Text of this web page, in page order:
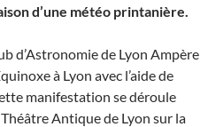
d’une météo printanière.
d’Astronomie de Lyon Ampère
à Lyon avec l’aide de
manifestation se déroule
Antique de Lyon sur la